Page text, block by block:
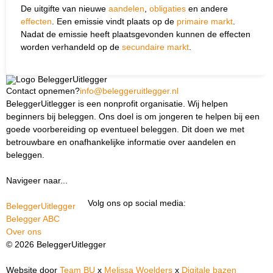
De uitgifte van nieuwe aandelen obligaties en andere
effecten . Een emissie vindt plaats op de primaire markt
Nadat de emissie heeft plaatsgevonden kunnen de effecten
worden verhandeld op de secundaire markt
Contact opnemen?info@beleggeruitlegger.nl
BeleggerUitlegger is een nonprofit organisatie. Wij helpen
beginners bij beleggen. Ons doel is om jongeren te helpen bij een
goede voorbereiding op eventueel beleggen. Dit doen we met
betrouwbare en onafhankelijke informatie over aandelen en
beleggen.
Navigeer naar...
BeleggerUitlegger
Belegger ABC
Over ons
Volg ons op social media:
© 2026 BeleggerUitlegger
Website door Team BU x Melissa Woelders x Digitale bazen